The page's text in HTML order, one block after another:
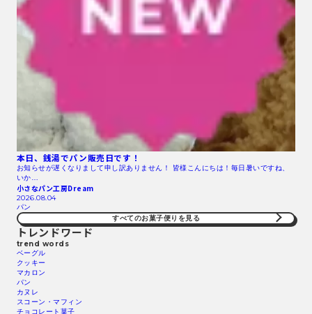
本日、銭湯でパン販売日です！
お知らせが遅くなりまして申し訳ありません！ 皆様こんにちは！毎日暑いですね、
いか…
小さなパン工房Dream
2026.08.04
パン
すべてのお菓子便りを見る
トレンドワード
trend words
ベーグル
クッキー
マカロン
パン
カヌレ
スコーン・マフィン
チョコレート菓子